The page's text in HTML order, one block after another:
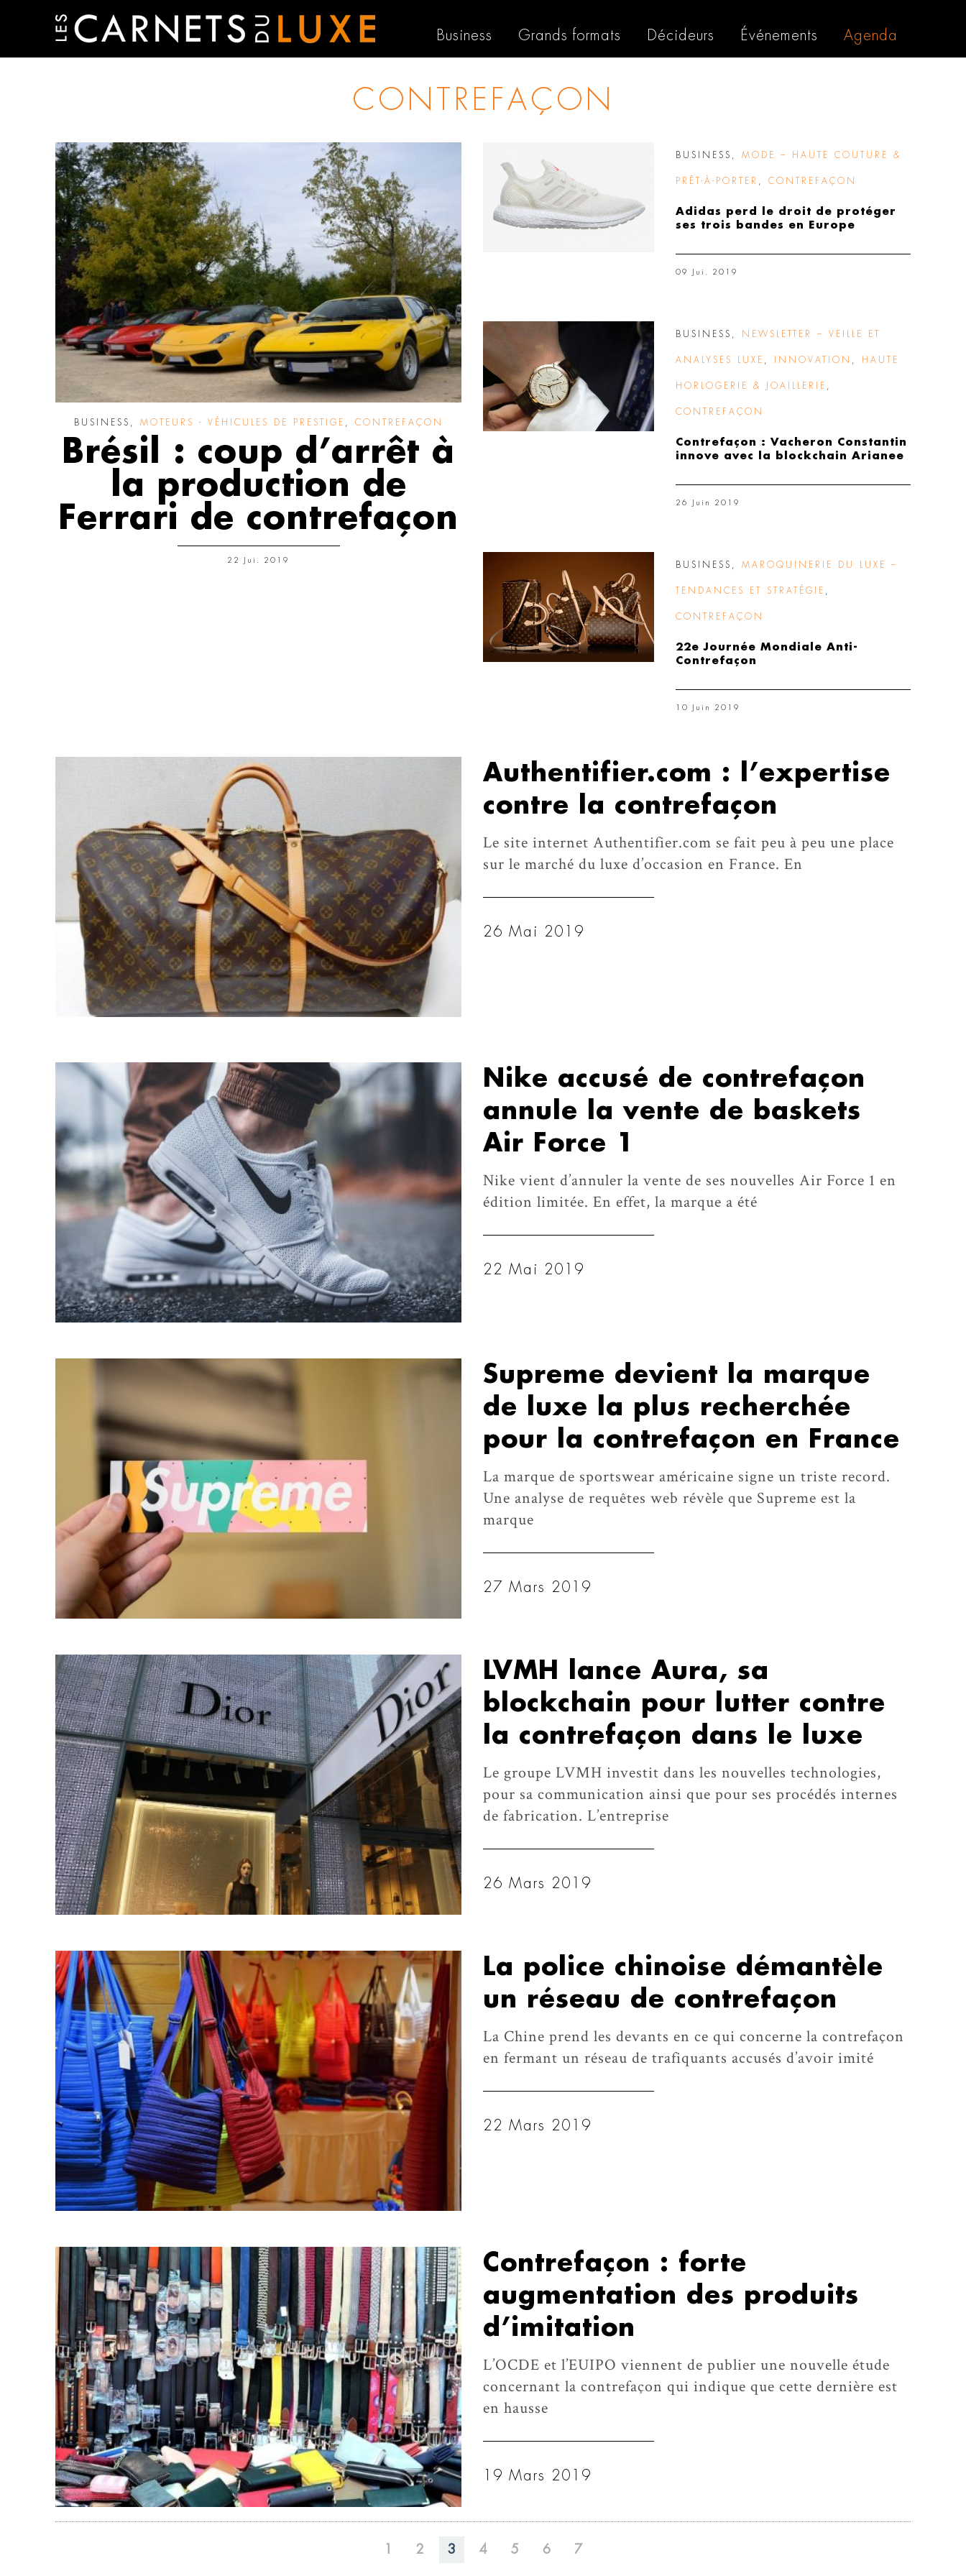
Business Grands formats Décideurs Événements Agenda
CONTREFAÇON
BUSINESS MOTEURS - VÉHICULES DE PRESTIGE CONTREFAÇON
Brésil : coup d’arrêt à
la production de
Ferrari de contrefaçon
22 Jui. 2019
BUSINESS MODE – HAUTE COUTURE &
PRÊT-À-PORTER CONTREFAÇON
Adidas perd le droit de protéger
ses trois bandes en Europe
09 Jui. 2019
BUSINESS NEWSLETTER – VEILLE ET
ANALYSES LUXE INNOVATION HAUTE
HORLOGERIE & JOAILLERIE
CONTREFAÇON
Contrefaçon : Vacheron Constantin
innove avec la blockchain Arianee
26 Juin 2019
BUSINESS MAROQUINERIE DU LUXE –
TENDANCES ET STRATÉGIE
CONTREFAÇON
22e Journée Mondiale Anti-
Contrefaçon
10 Juin 2019
Authentifier.com : l’expertise
contre la contrefaçon
Le site internet Authentifier.com se fait peu à peu une place
sur le marché du luxe d’occasion en France. En
26 Mai 2019
Nike accusé de contrefaçon
annule la vente de baskets
Air Force 1
Nike vient d’annuler la vente de ses nouvelles Air Force 1 en
édition limitée. En effet, la marque a été
22 Mai 2019
Supreme devient la marque
de luxe la plus recherchée
pour la contrefaçon en France
La marque de sportswear américaine signe un triste record.
Une analyse de requêtes web révèle que Supreme est la
marque
27 Mars 2019
LVMH lance Aura, sa
blockchain pour lutter contre
la contrefaçon dans le luxe
Le groupe LVMH investit dans les nouvelles technologies,
pour sa communication ainsi que pour ses procédés internes
de fabrication. L’entreprise
26 Mars 2019
La police chinoise démantèle
un réseau de contrefaçon
La Chine prend les devants en ce qui concerne la contrefaçon
en fermant un réseau de trafiquants accusés d’avoir imité
22 Mars 2019
Contrefaçon : forte
augmentation des produits
d’imitation
L’OCDE et l’EUIPO viennent de publier une nouvelle étude
concernant la contrefaçon qui indique que cette dernière est
en hausse
19 Mars 2019
1 2 3 4 5 6 7